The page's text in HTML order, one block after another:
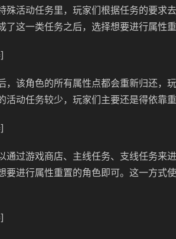
殊活动任务里，玩家们根据任务的要求
了这一类任务之后，选择想要进行属性重
，该角色的所有属性点都会重新归还，
活动任务较少，玩家们主要还是得依靠
通过游戏商店、主线任务、支线任务来
要进行属性重置的角色即可。这一方式